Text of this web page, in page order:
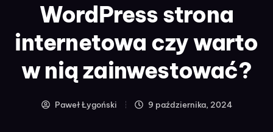
WordPress strona
internetowa czy warto
w nią zainwestować?
Paweł Łygoński 9 października, 2024